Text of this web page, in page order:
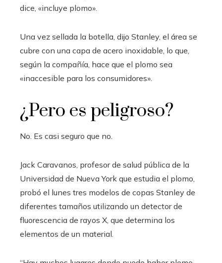
dice, «incluye plomo».
Una vez sellada la botella, dijo Stanley, el área se
cubre con una capa de acero inoxidable, lo que,
según la compañía, hace que el plomo sea
«inaccesible para los consumidores».
¿Pero es peligroso?
No. Es casi seguro que no.
Jack Caravanos, profesor de salud pública de la
Universidad de Nueva York que estudia el plomo,
probó el lunes tres modelos de copas Stanley de
diferentes tamaños utilizando un detector de
fluorescencia de rayos X, que determina los
elementos de un material.